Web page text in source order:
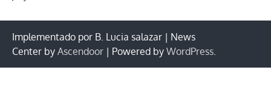
Implementado por B. Lucia salazar | News
Center by Ascendoor | Powered by WordPress